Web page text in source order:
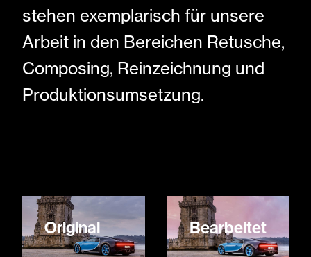
stehen exemplarisch für unsere
Arbeit in den Bereichen Retusche,
Composing, Reinzeichnung und
Produktionsumsetzung.
Original Bearbeitet